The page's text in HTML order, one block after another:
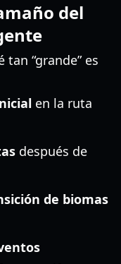
del
“grande” es
en la ruta
después de
de biomas